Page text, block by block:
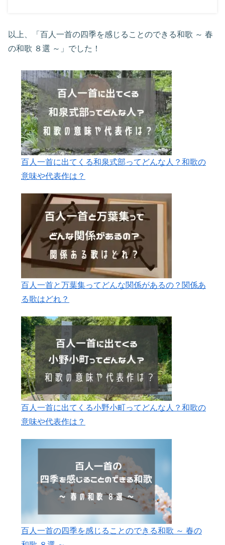
以上、「百人一首の四季を感じることのできる和歌 ～ 春
の和歌 ８選 ～」でした！
百人一首に出てくる和泉式部ってどんな人？和歌の
意味や代表作は？
百人一首と万葉集ってどんな関係があるの？関係あ
る歌はどれ？
百人一首に出てくる小野小町ってどんな人？和歌の
意味や代表作は？
百人一首の四季を感じることのできる和歌 ～ 春の